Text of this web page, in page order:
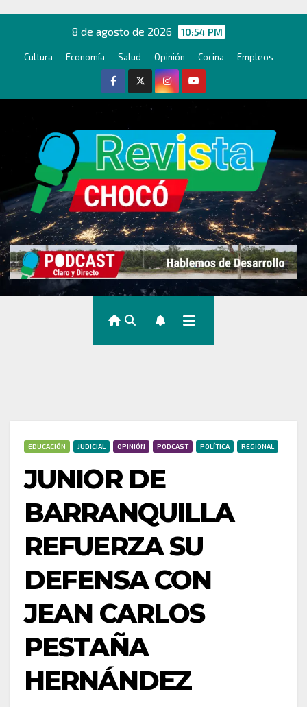
contenido
8 de agosto de 2026 10:54 PM
Cultura Economía Salud Opinión Cocina Empleos
EDUCACIÓN JUDICIAL OPINIÓN PODCAST POLÍTICA REGIONAL
JUNIOR DE
BARRANQUILLA
REFUERZA SU
DEFENSA CON
JEAN CARLOS
PESTAÑA
HERNÁNDEZ